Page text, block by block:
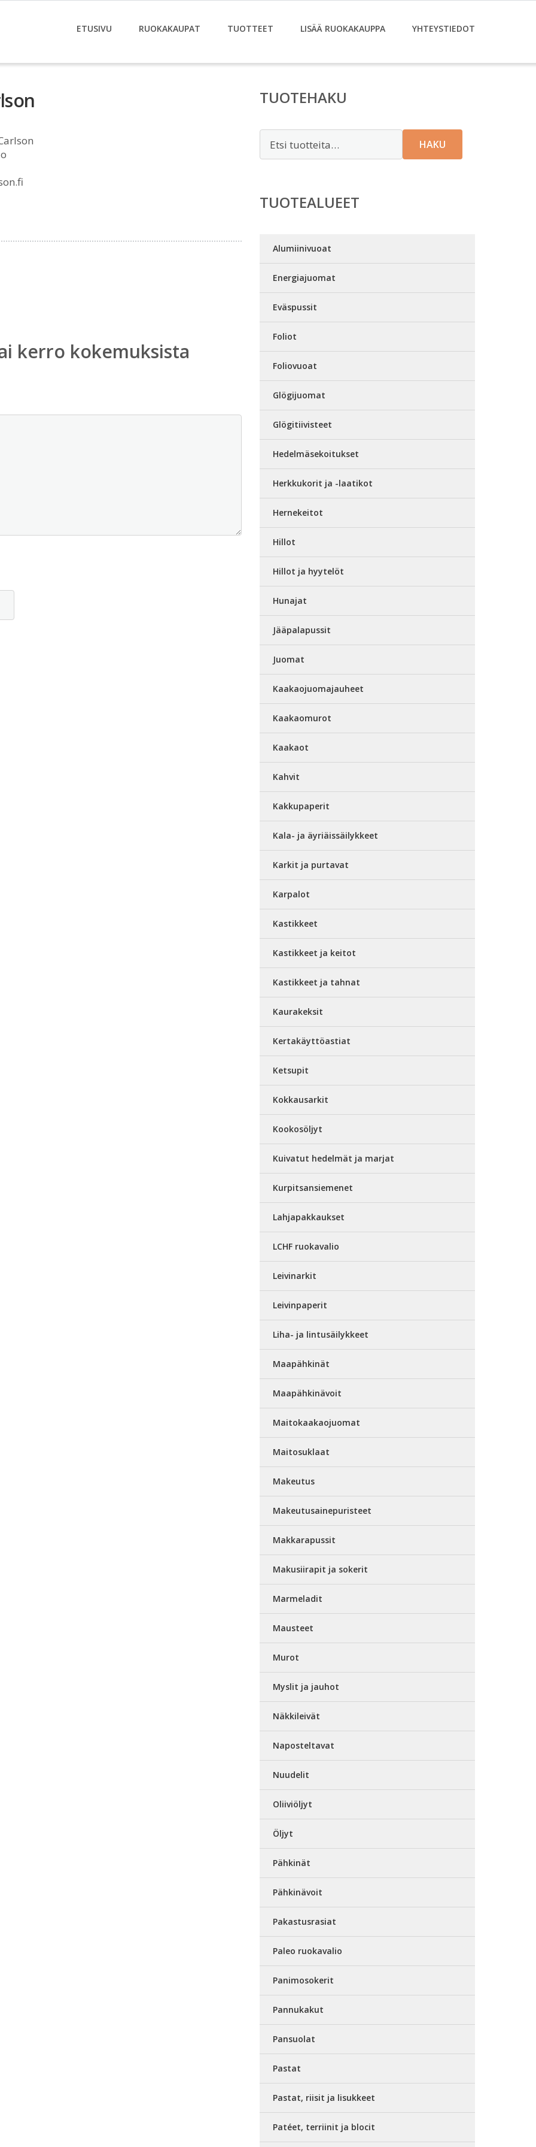
ETUSIVU RUOKAKAUPAT TUOTTEET LISÄÄ RUOKAKAUPPA YHTEYSTIEDOT
kerro kokemuksista
TUOTEHAKU
HAKU
TUOTEALUEET
Alumiinivuoat
Energiajuomat
Eväspussit
Foliot
Foliovuoat
Glögijuomat
Glögitiivisteet
Hedelmäsekoitukset
Herkkukorit ja -laatikot
Hernekeitot
Hillot
Hillot ja hyytelöt
Hunajat
Jääpalapussit
Juomat
Kaakaojuomajauheet
Kaakaomurot
Kaakaot
Kahvit
Kakkupaperit
Kala- ja äyriäissäilykkeet
Karkit ja purtavat
Karpalot
Kastikkeet
Kastikkeet ja keitot
Kastikkeet ja tahnat
Kaurakeksit
Kertakäyttöastiat
Ketsupit
Kokkausarkit
Kookosöljyt
Kuivatut hedelmät ja marjat
Kurpitsansiemenet
Lahjapakkaukset
LCHF ruokavalio
Leivinarkit
Leivinpaperit
Liha- ja lintusäilykkeet
Maapähkinät
Maapähkinävoit
Maitokaakaojuomat
Maitosuklaat
Makeutus
Makeutusainepuristeet
Makkarapussit
Makusiirapit ja sokerit
Marmeladit
Mausteet
Murot
Myslit ja jauhot
Näkkileivät
Naposteltavat
Nuudelit
Oliiviöljyt
Öljyt
Pähkinät
Pähkinävoit
Pakastusrasiat
Paleo ruokavalio
Panimosokerit
Pannukakut
Pansuolat
Pastat
Pastat, riisit ja lisukkeet
Patéet, terriinit ja blocit